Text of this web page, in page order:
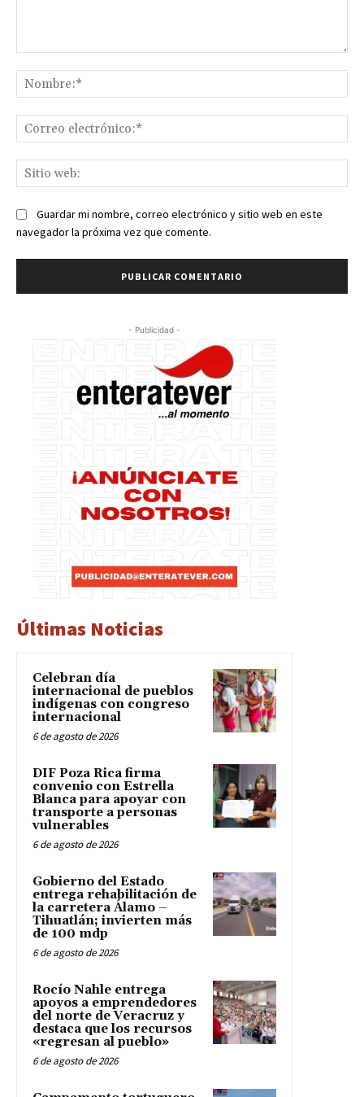
Guardar mi nombre, correo electrónico y sitio web en este
navegador la próxima vez que comente.
- Publicidad -
Últimas Noticias
Celebran día
internacional de pueblos
indígenas con congreso
internacional
6 de agosto de 2026
DIF Poza Rica firma
convenio con Estrella
Blanca para apoyar con
transporte a personas
vulnerables
6 de agosto de 2026
Gobierno del Estado
entrega rehabilitación de
la carretera Álamo –
Tihuatlán; invierten más
de 100 mdp
6 de agosto de 2026
Rocío Nahle entrega
apoyos a emprendedores
del norte de Veracruz y
destaca que los recursos
«regresan al pueblo»
6 de agosto de 2026